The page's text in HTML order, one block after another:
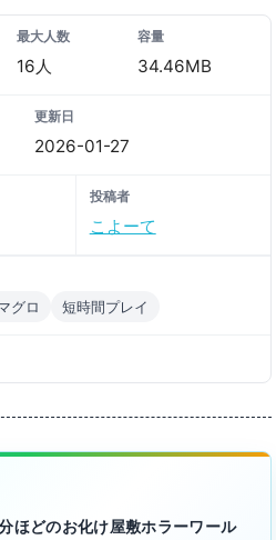
最大人数
16人
容量
34.46MB
更新日
2026-01-27
投稿者
こよーて
グロ 短時間プレイ
ほどのお化け屋敷ホラーワール